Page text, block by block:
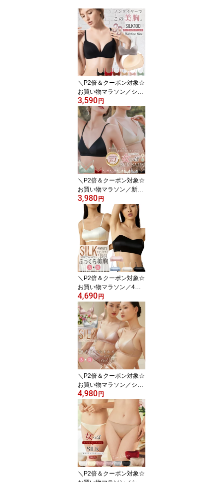
＼P2倍＆クーポン対象☆
お買い物マラソン／シル
ク100% ブラジャー ノン
ワイヤー 3Dカップ Tシ
ャツブラ 美胸 立体カッ
プ マシュマロカップ シ
ームレス モールド シン
プル 下垂防止 サイドボ
ーン 10カラー 70A/70B/
70C/75A/75B/75C/80A/8
0B/80C/85B ctbra p15 m
ain
3,590円
＼P2倍＆クーポン対象☆
お買い物マラソン／新色
追加 シルクサテン ブラ
レット ストレッチ ノン
ワイヤー 三角ブラ 2WAY
バック カシュクール レ
ディース インナー 軽い
締めつけない ナチュラル
シルクブラ 8カラー S/M/
L/XL 送料無料 ctbra main
3,980円
＼P2倍＆クーポン対象☆
お買い物マラソン／4WA
Y チューブトップブラ シ
ルク100％ ストレッチサ
テン 紐なし ノンワイヤ
ー ブラジャー ワイヤレ
ス ストラップレス プッ
シュアップパッド ミスト
ブルー/ホワイト/ピンク/
ブラック S/M/L/XL 送料
無料 ctbra main
4,690円
＼P2倍＆クーポン対象☆
お買い物マラソン／シル
クストレッチサテン ノン
ワイヤーブラ 3/4カップ
ブラジャー ワイヤレス
シンプル 2枚接ぎ シング
ルサイドボーン 無地 ブ
ラレット シャンパン/ロ
ーズダスト/ミストグレー
S/M/L/XL 送料無料 ctbra
kinu15
4,980円
＼P2倍＆クーポン対象☆